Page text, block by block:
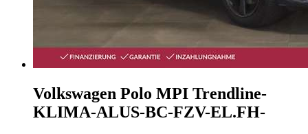
Volkswagen Polo MPI Trendline-
KLIMA-ALUS-BC-FZV-EL.FH-